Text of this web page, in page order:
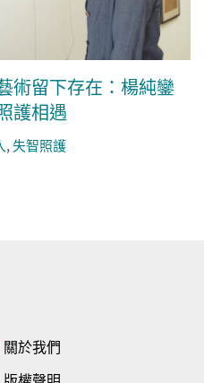
術留下存在：楊純鑾
護相遇
,失智照護
關於我們